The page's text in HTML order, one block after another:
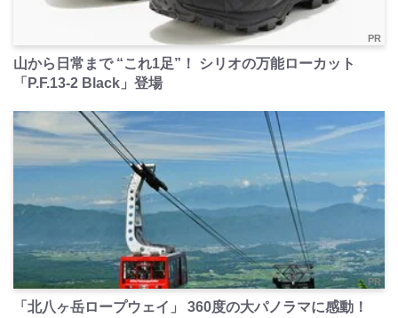
PR
山から日常まで “これ1足”！ シリオの万能ローカット
「P.F.13-2 Black」登場
PR
「北八ヶ岳ロープウェイ」 360度の大パノラマに感動！